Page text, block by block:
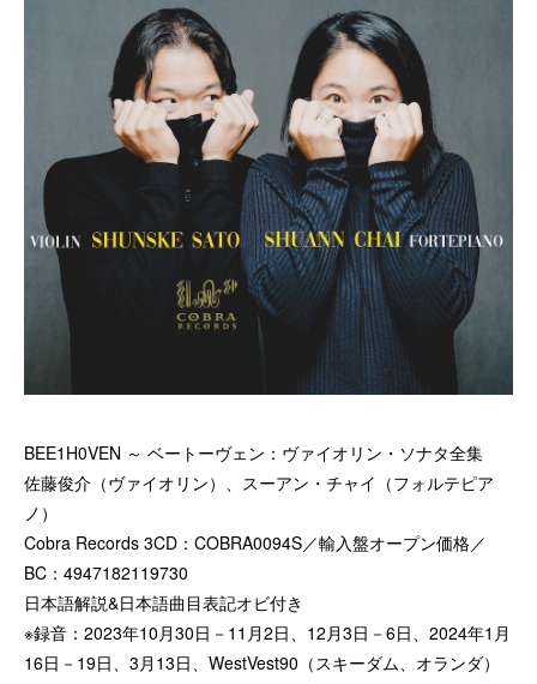
BEE1H0VEN ～ ベートーヴェン：ヴァイオリン・ソナタ全集
佐藤俊介（ヴァイオリン）、スーアン・チャイ（フォルテピア
ノ）
Cobra Records 3CD：COBRA0094S／輸入盤オープン価格／
BC：4947182119730
日本語解説&日本語曲目表記オビ付き
※録音：2023年10月30日－11月2日、12月3日－6日、2024年1月
16日－19日、3月13日、WestVest90（スキーダム、オランダ）